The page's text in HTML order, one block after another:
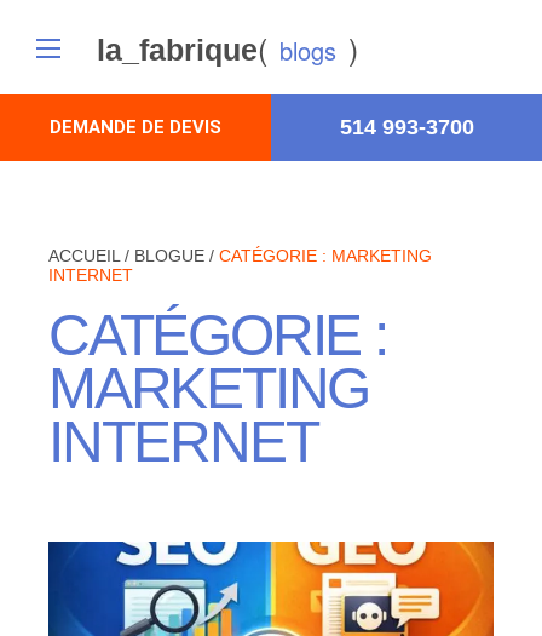
la_fabrique( blogs )
DEMANDE DE DEVIS 514 993-3700
ACCUEIL / BLOGUE / CATÉGORIE : MARKETING
INTERNET
CATÉGORIE :
MARKETING
INTERNET